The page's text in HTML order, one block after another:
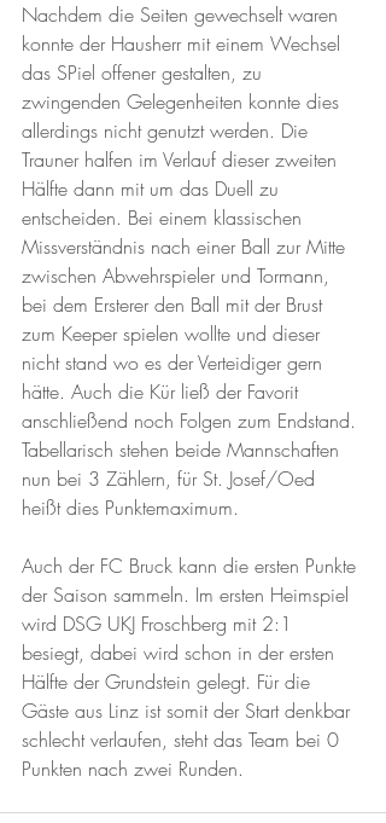
Nachdem die Seiten gewechselt waren
konnte der Hausherr mit einem Wechsel
das SPiel offener gestalten, zu
zwingenden Gelegenheiten konnte dies
allerdings nicht genutzt werden. Die
Trauner halfen im Verlauf dieser zweiten
Hälfte dann mit um das Duell zu
entscheiden. Bei einem klassischen
Missverständnis nach einer Ball zur Mitte
zwischen Abwehrspieler und Tormann,
bei dem Ersterer den Ball mit der Brust
zum Keeper spielen wollte und dieser
nicht stand wo es der Verteidiger gern
hätte. Auch die Kür ließ der Favorit
anschließend noch Folgen zum Endstand.
Tabellarisch stehen beide Mannschaften
nun bei 3 Zählern, für St. Josef/Oed
heißt dies Punktemaximum.
Auch der FC Bruck kann die ersten Punkte
der Saison sammeln. Im ersten Heimspiel
wird DSG UKJ Froschberg mit 2:1
besiegt, dabei wird schon in der ersten
Hälfte der Grundstein gelegt. Für die
Gäste aus Linz ist somit der Start denkbar
schlecht verlaufen, steht das Team bei 0
Punkten nach zwei Runden.